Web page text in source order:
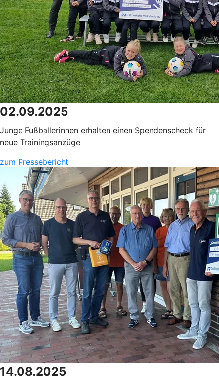
02.09.2025
Junge Fußballerinnen erhalten einen Spendenscheck für
neue Trainingsanzüge
zum Pressebericht
14.08.2025